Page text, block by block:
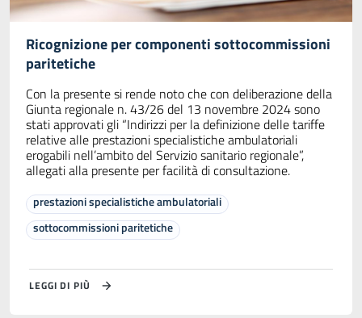
Ricognizione per componenti sottocommissioni
paritetiche
Con la presente si rende noto che con deliberazione della
Giunta regionale n. 43/26 del 13 novembre 2024 sono
stati approvati gli “Indirizzi per la definizione delle tariffe
relative alle prestazioni specialistiche ambulatoriali
erogabili nell’ambito del Servizio sanitario regionale”,
allegati alla presente per facilità di consultazione.
prestazioni specialistiche ambulatoriali
sottocommissioni paritetiche
LEGGI DI PIÙ